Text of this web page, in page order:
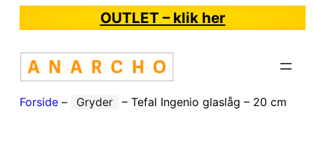
OUTLET – klik her
Forside – Gryder – Tefal Ingenio glaslåg – 20 cm